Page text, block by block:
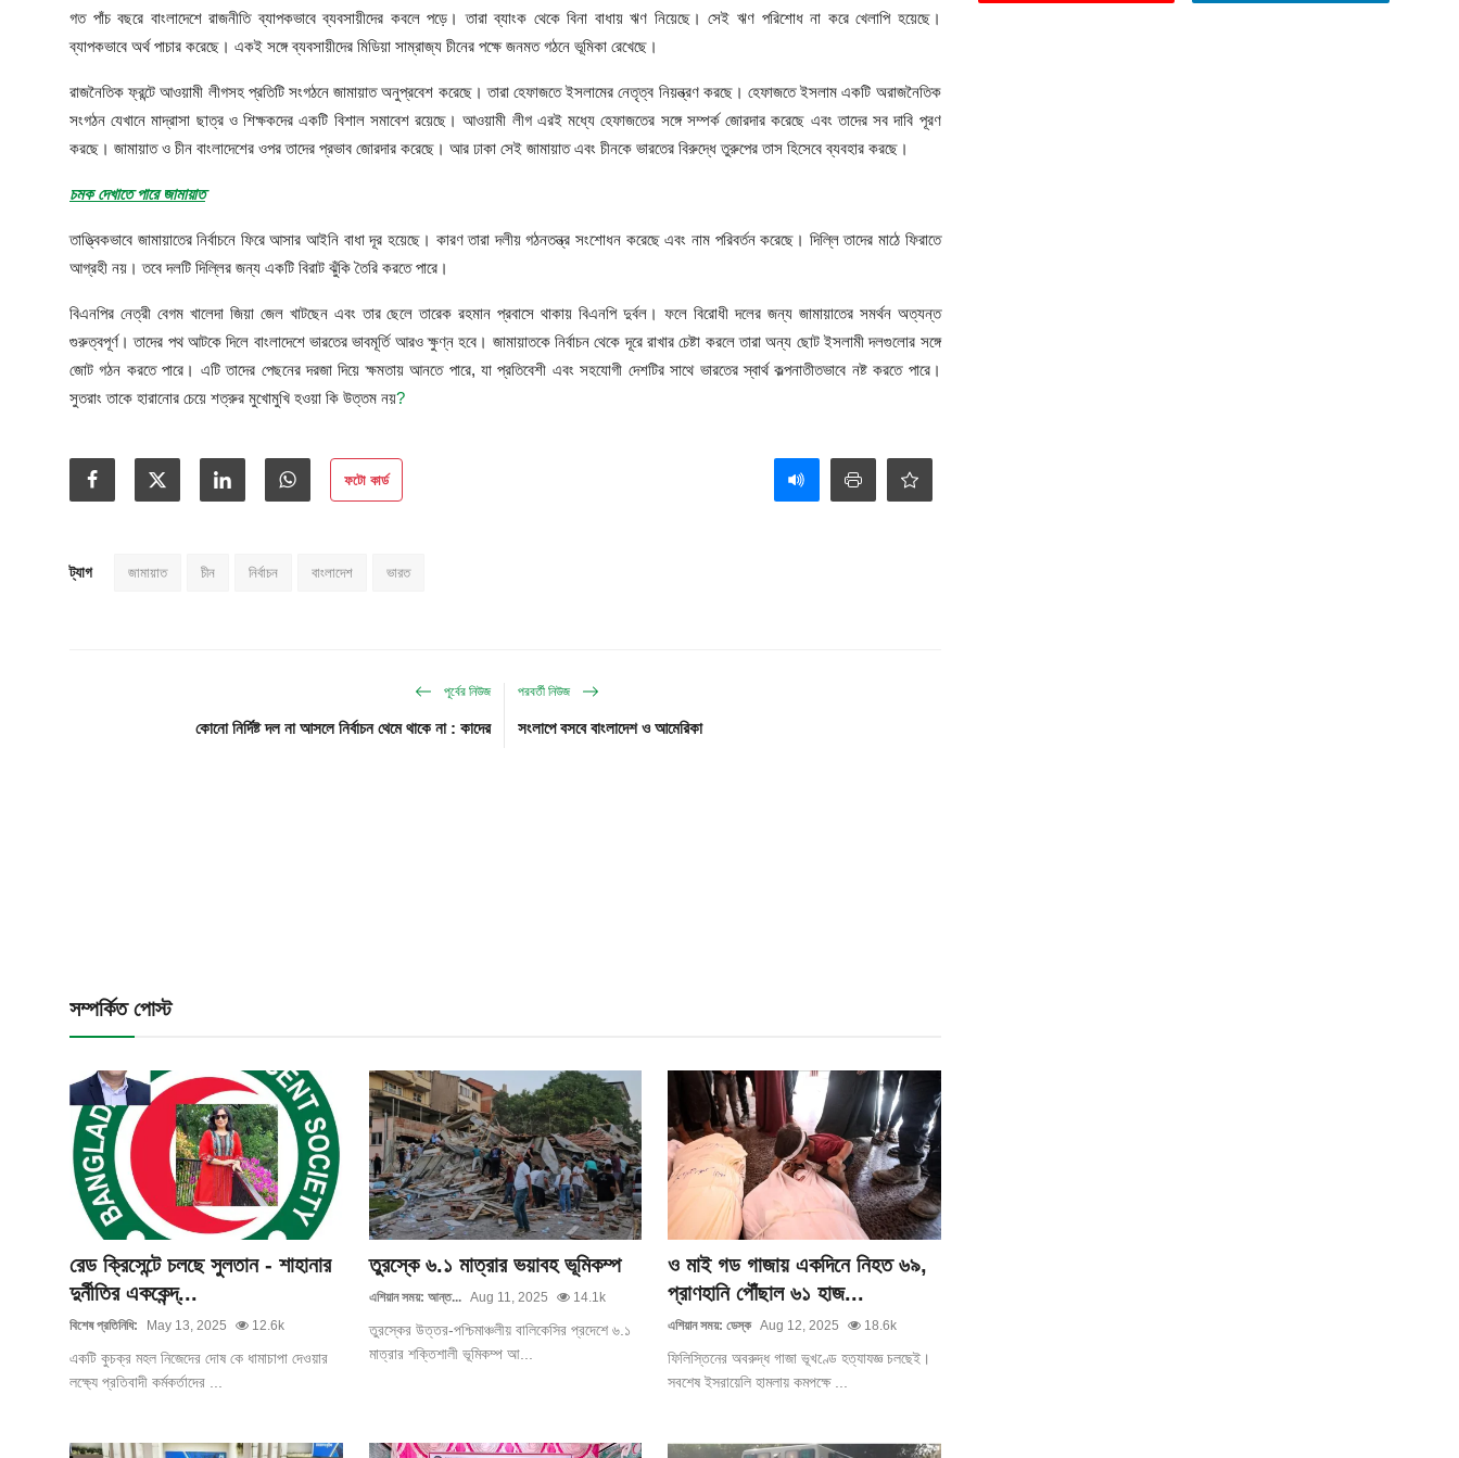
গত পাঁচ বছরে বাংলাদেশে রাজনীতি ব্যাপকভাবে ব্যবসায়ীদের কবলে পড়ে। তারা ব্যাংক থেকে বিনা বাধায় ঋণ নিয়েছে। সেই ঋণ পরিশোধ না করে খেলাপি হয়েছে।
ব্যাপকভাবে অর্থ পাচার করেছে। একই সঙ্গে ব্যবসায়ীদের মিডিয়া সাম্রাজ্য চীনের পক্ষে জনমত গঠনে ভূমিকা রেখেছে।
রাজনৈতিক ফ্রন্টে আওয়ামী লীগসহ প্রতিটি সংগঠনে জামায়াত অনুপ্রবেশ করেছে। তারা হেফাজতে ইসলামের নেতৃত্ব নিয়ন্ত্রণ করছে। হেফাজতে ইসলাম একটি অরাজনৈতিক
সংগঠন যেখানে মাদ্রাসা ছাত্র ও শিক্ষকদের একটি বিশাল সমাবেশ রয়েছে। আওয়ামী লীগ এরই মধ্যে হেফাজতের সঙ্গে সম্পর্ক জোরদার করেছে এবং তাদের সব দাবি পূরণ
করছে। জামায়াত ও চীন বাংলাদেশের ওপর তাদের প্রভাব জোরদার করেছে। আর ঢাকা সেই জামায়াত এবং চীনকে ভারতের বিরুদ্ধে তুরুপের তাস হিসেবে ব্যবহার করছে।
চমক দেখাতে পারে জামায়াত
তাত্ত্বিকভাবে জামায়াতের নির্বাচনে ফিরে আসার আইনি বাধা দূর হয়েছে। কারণ তারা দলীয় গঠনতন্ত্র সংশোধন করেছে এবং নাম পরিবর্তন করেছে। দিল্লি তাদের মাঠে ফিরাতে
আগ্রহী নয়। তবে দলটি দিল্লির জন্য একটি বিরাট ঝুঁকি তৈরি করতে পারে।
বিএনপির নেত্রী বেগম খালেদা জিয়া জেল খাটছেন এবং তার ছেলে তারেক রহমান প্রবাসে থাকায় বিএনপি দুর্বল। ফলে বিরোধী দলের জন্য জামায়াতের সমর্থন অত্যন্ত
গুরুত্বপূর্ণ। তাদের পথ আটকে দিলে বাংলাদেশে ভারতের ভাবমূর্তি আরও ক্ষুণ্ন হবে। জামায়াতকে নির্বাচন থেকে দূরে রাখার চেষ্টা করলে তারা অন্য ছোট ইসলামী দলগুলোর সঙ্গে
জোট গঠন করতে পারে। এটি তাদের পেছনের দরজা দিয়ে ক্ষমতায় আনতে পারে, যা প্রতিবেশী এবং সহযোগী দেশটির সাথে ভারতের স্বার্থ কল্পনাতীতভাবে নষ্ট করতে পারে।
সুতরাং তাকে হারানোর চেয়ে শত্রুর মুখোমুখি হওয়া কি উত্তম নয়?
ফটো কার্ড
ট্যাগ জামায়াত চীন নির্বাচন বাংলাদেশ ভারত
পূর্বের নিউজ
কোনো নির্দিষ্ট দল না আসলে নির্বাচন থেমে থাকে না : কাদের
পরবর্তী নিউজ
সংলাপে বসবে বাংলাদেশ ও আমেরিকা
সম্পর্কিত পোস্ট
রেড ক্রিসেন্টে চলছে সুলতান - শাহানার
দুর্নীতির এককেন্দ্...
বিশেষ প্রতিনিধি: May 13, 2025 12.6k
একটি কুচক্র মহল নিজেদের দোষ কে ধামাচাপা দেওয়ার
লক্ষ্যে প্রতিবাদী কর্মকর্তাদের ...
তুরস্কে ৬.১ মাত্রার ভয়াবহ ভূমিকম্প
এশিয়ান সময়: আন্ত... Aug 11, 2025 14.1k
তুরস্কের উত্তর-পশ্চিমাঞ্চলীয় বালিকেসির প্রদেশে ৬.১
মাত্রার শক্তিশালী ভূমিকম্প আ...
ও মাই গড গাজায় একদিনে নিহত ৬৯,
প্রাণহানি পৌঁছাল ৬১ হাজ...
এশিয়ান সময়: ডেস্ক Aug 12, 2025 18.6k
ফিলিস্তিনের অবরুদ্ধ গাজা ভূখণ্ডে হত্যাযজ্ঞ চলছেই।
সবশেষ ইসরায়েলি হামলায় কমপক্ষে ...